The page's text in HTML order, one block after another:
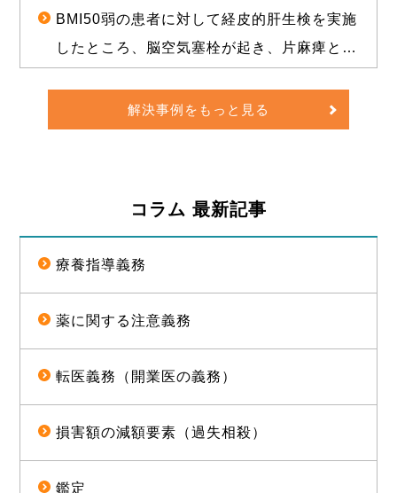
ら、賠償金と給付金を合わせて約1億5000万
円相当の経済的利益を確保した事例
BMI50弱の患者に対して経皮的肝生検を実施
したところ、脳空気塞栓が起き、片麻痺とな
損害金や訴訟費用を合わせて約1億5000万円
の経済的利益を確保した事例
解決事例をもっと見る
コラム 最新記事
療養指導義務
薬に関する注意義務
転医義務（開業医の義務）
損害額の減額要素（過失相殺）
鑑定